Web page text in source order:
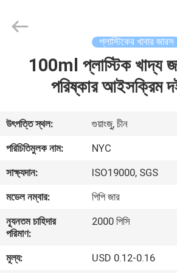
আমাদের
সম্পর্কে
কারখানা
ভ্রমণ
মান
Co.,Ltd..
প্লাস্টিকের খাবার জারস
100ml প্লাস্টিক খাদ্য
পরিষ্কার আইসক্রিম
উৎপত্তি স্থল:
গুয়াংজু, চীন
পরিচিতিমুলক নাম:
NYC
সাক্ষ্যদান:
ISO19000, SGS
মডেল নম্বার:
পিপি জার
ন্যূনতম চাহিদার
পরিমাণ:
2000 পিসি
মূল্য:
USD 0.12-0.16